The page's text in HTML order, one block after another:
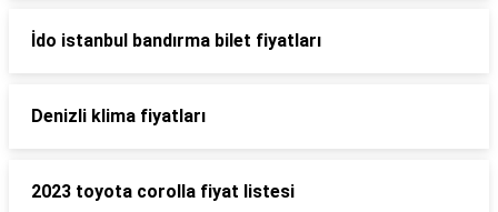
İdo istanbul bandırma bilet fiyatları
Denizli klima fiyatları
2023 toyota corolla fiyat listesi